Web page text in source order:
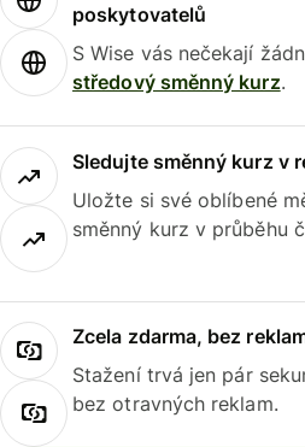
poskytovatelů
S Wise vás nečekají
středový směnný kurz.
Sledujte směnný kurz v
Uložte si své oblíbené
směnný kurz v průběhu
Zcela zdarma, bez
Stažení trvá jen pár
bez otravných reklam.